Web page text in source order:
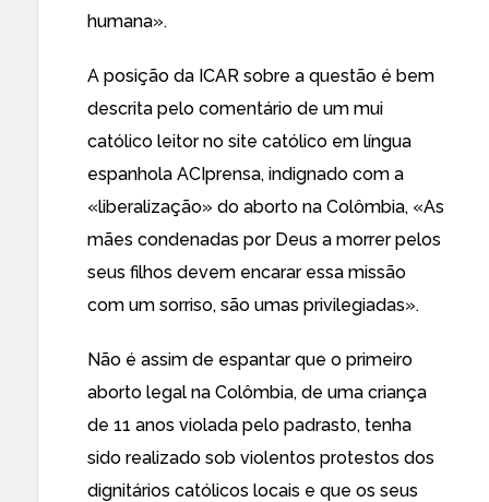
humana».
A posição da ICAR sobre a questão é bem
descrita pelo comentário de um mui
católico leitor no site católico em língua
espanhola ACIprensa, indignado com a
«liberalização» do aborto na Colômbia, «As
mães condenadas por Deus a morrer pelos
seus filhos devem encarar essa missão
com um sorriso, são umas privilegiadas».
Não é assim de espantar que o primeiro
aborto legal na Colômbia, de uma criança
de 11 anos violada pelo padrasto, tenha
sido realizado sob violentos protestos dos
dignitários católicos locais e que os seus